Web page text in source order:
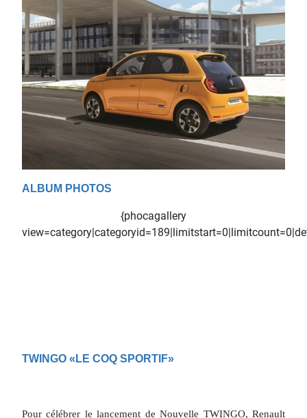
ALBUM PHOTOS
{phocagallery
TWINGO «LE COQ SPORTIF»
Pour célébrer le lancement de Nouvelle TWINGO, Renault